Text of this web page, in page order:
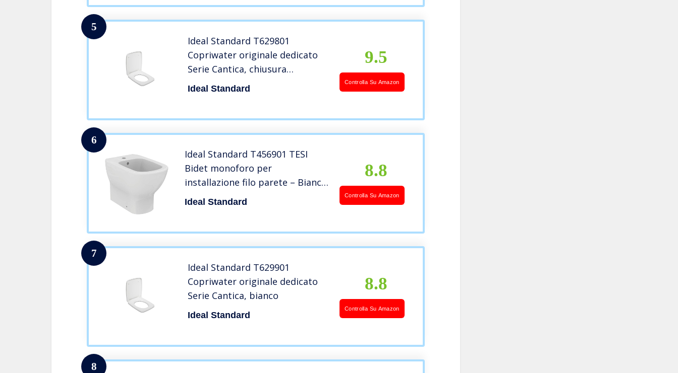
5
Ideal Standard T629801
Copriwater originale dedicato
Serie Cantica, chiusura
rallentata, bianco
Ideal Standard
9.5
Controlla Su Amazon
6
Ideal Standard T456901 TESI
Bidet monoforo per
installazione filo parete – Bianco
– Logo rings
Ideal Standard
8.8
Controlla Su Amazon
7
Ideal Standard T629901
Copriwater originale dedicato
Serie Cantica, bianco
Ideal Standard
8.8
Controlla Su Amazon
8